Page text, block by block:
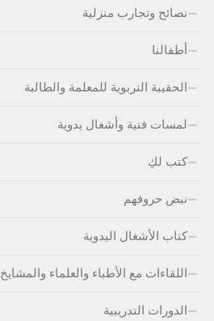
نصائح وتجارب منزلية
أطفالنا
الحقيبة التربوية للمعلمة والطالبة
لمسات فنية وأشغال يدوية
كتب لكِ
نبض حروفهم
كتاب الأشغال اليدوية
اللقاءات مع الأطباء والعلماء والمشايخ
الدورات التدريبية